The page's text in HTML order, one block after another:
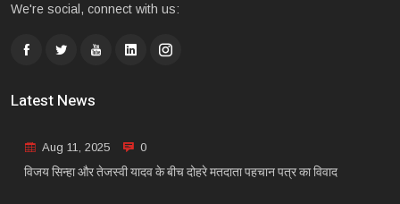
We're social, connect with us:
Latest News
Aug 11, 2025 0
विजय सिन्हा और तेजस्वी यादव के बीच दोहरे मतदाता पहचान पत्र का विवाद